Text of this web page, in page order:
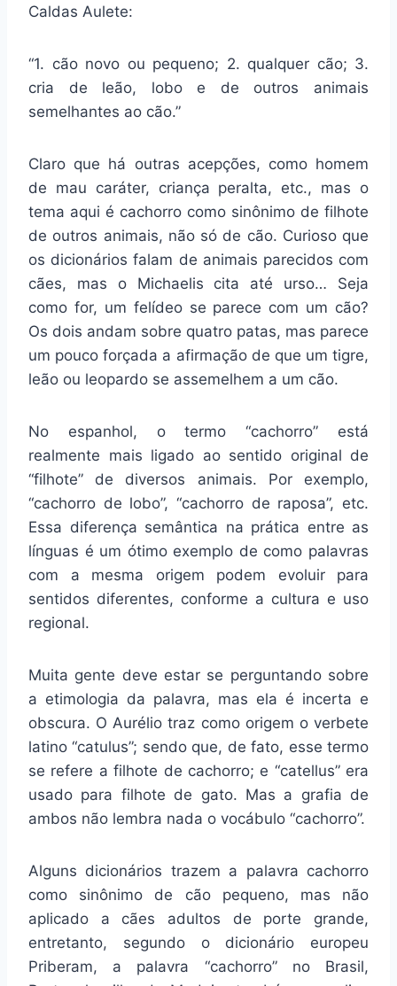
Caldas Aulete:
“1. cão novo ou pequeno; 2. qualquer cão; 3.
cria de leão, lobo e de outros animais
semelhantes ao cão.”
Claro que há outras acepções, como homem
de mau caráter, criança peralta, etc., mas o
tema aqui é cachorro como sinônimo de filhote
de outros animais, não só de cão. Curioso que
os dicionários falam de animais parecidos com
cães, mas o Michaelis cita até urso… Seja
como for, um felídeo se parece com um cão?
Os dois andam sobre quatro patas, mas parece
um pouco forçada a afirmação de que um tigre,
leão ou leopardo se assemelhem a um cão.
No espanhol, o termo “cachorro” está
realmente mais ligado ao sentido original de
“filhote” de diversos animais. Por exemplo,
“cachorro de lobo”, “cachorro de raposa”, etc.
Essa diferença semântica na prática entre as
línguas é um ótimo exemplo de como palavras
com a mesma origem podem evoluir para
sentidos diferentes, conforme a cultura e uso
regional.
Muita gente deve estar se perguntando sobre
a etimologia da palavra, mas ela é incerta e
obscura. O Aurélio traz como origem o verbete
latino “catulus”; sendo que, de fato, esse termo
se refere a filhote de cachorro; e “catellus” era
usado para filhote de gato. Mas a grafia de
ambos não lembra nada o vocábulo “cachorro”.
Alguns dicionários trazem a palavra cachorro
como sinônimo de cão pequeno, mas não
aplicado a cães adultos de porte grande,
entretanto, segundo o dicionário europeu
Priberam, a palavra “cachorro” no Brasil,